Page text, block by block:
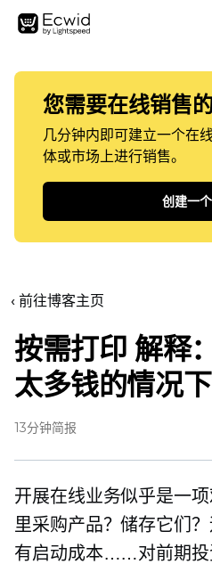
您需要在线销售
几分钟内即可建立一个在
体或市场上进行销售。
创建一
‹ 前往博客主页
按需打印 解释
太多钱的情况
13分钟简报
开展在线业务似乎是一
里采购产品？储存它们
有启动成本……对前期投